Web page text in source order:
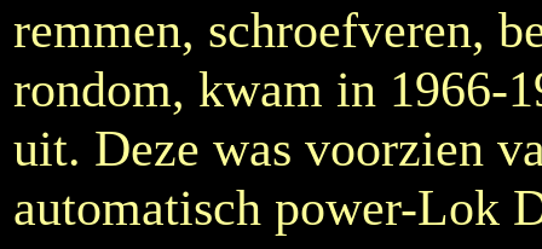
remmen, schroefveren,
rondom, kwam in 1966-
uit. Deze was voorzien
automatisch power-Lok